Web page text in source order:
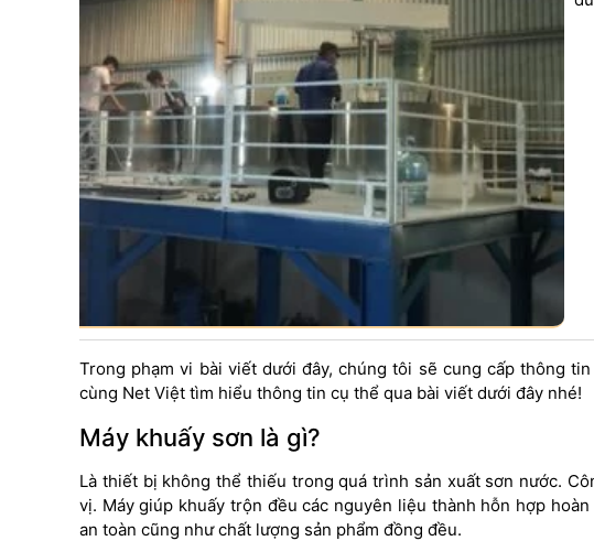
Trong phạm vi bài viết dưới đây, chúng tôi sẽ cung cấp thông
cùng Net Việt tìm hiểu thông tin cụ thể qua bài viết dưới đây nhé!
Máy khuấy sơn là gì?
Là thiết bị không thể thiếu trong quá trình sản xuất sơn nước.
vị. Máy giúp khuấy trộn đều các nguyên liệu thành hỗn hợp
an toàn cũng như chất lượng sản phẩm đồng đều.